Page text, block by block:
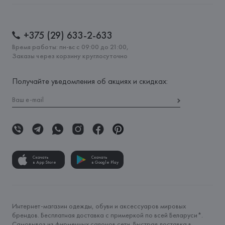
+375 (29) 633-2-633
Время работы: пн-вс с 09:00 до 21:00,
Заказы через корзину круглосуточно
Получайте уведомления об акциях и скидках:
Скачать
в App Store
Скачать
в Google Play
Интернет-магазин одежды, обуви и аксессуаров мировых
брендов. Бесплатная доставка с примеркой по всей Беларуси*.